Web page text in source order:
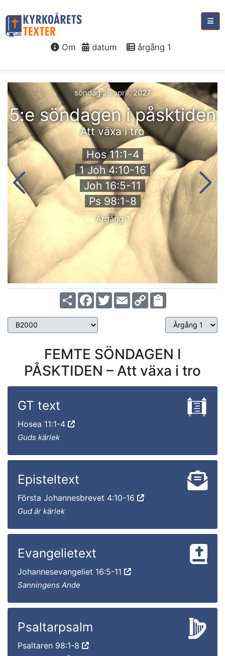
Om datum årgång 1
söndag 25 april, 2027
5:e söndagen i påsktiden
Att växa i tro
Hos 11:1-4
1 Joh 4:10-16
Joh 16:5-11
Ps 98:1-8
Årgång 1
ShareFacebook
TwitterEmailCopy
Link
FEMTE SÖNDAGEN I
PÅSKTIDEN – Att växa i tro
GT text
Hosea 11:1-4
Guds kärlek
Episteltext
Första Johannesbrevet 4:10-16
Gud är kärlek
Evangelietext
Johannesevangeliet 16:5-11
Sanningens Ande
Psaltarpsalm
Psaltaren 98:1-8